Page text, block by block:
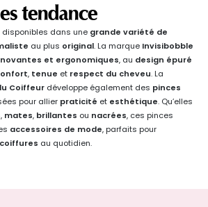
tendance
disponibles dans une grande variété de
au plus original. La marque Invisibobble
et ergonomiques, au design épuré
, tenue et respect du cheveu. La
Coiffeur développe également des pinces
pour allier praticité et esthétique. Qu’elles
, mates, brillantes ou nacrées, ces pinces
accessoires de mode, parfaits pour
au quotidien.